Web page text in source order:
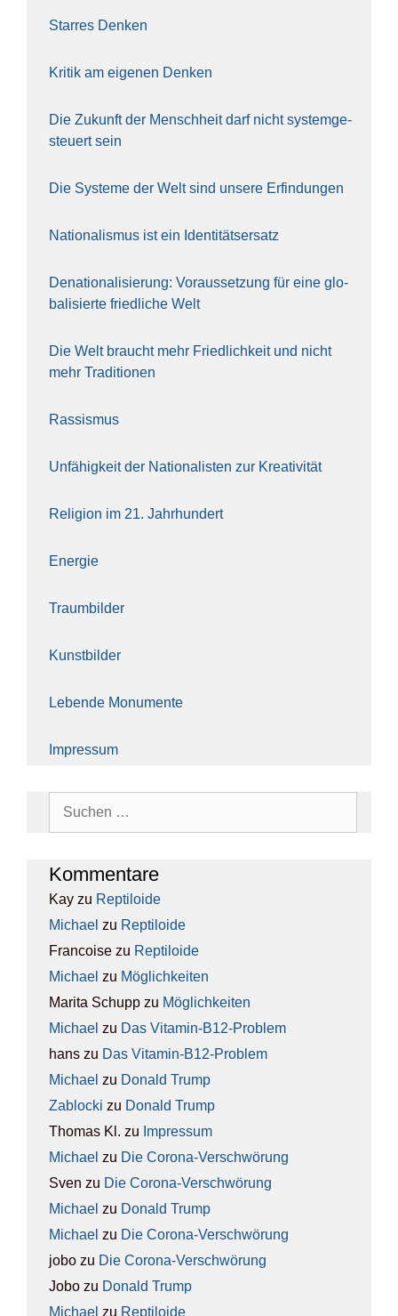
Star­res Den­ken
Kri­tik am eige­nen Den­ken
Die Zukunft der Mensch­heit darf nicht sys­tem­ge­
steu­ert sein
Die Sys­te­me der Welt sind unse­re Erfin­dun­gen
Natio­na­lis­mus ist ein Iden­ti­täts­er­satz
Dena­tio­na­li­sie­rung: Vor­aus­set­zung für eine glo­
ba­li­sier­te fried­li­che Welt
Die Welt braucht mehr Fried­lich­keit und nicht
mehr Tra­di­tio­nen
Ras­sis­mus
Unfä­hig­keit der Natio­na­lis­ten zur Krea­ti­vi­tät
Reli­gi­on im 21. Jahr­hun­dert
Ener­gie
Traum­bil­der
Kunst­bil­der
Leben­de Monu­men­te
Impres­sum
Kom­men­ta­re
Kay zu Rep­ti­lo­ide
Michael zu Rep­ti­lo­ide
Francoise zu Rep­ti­lo­ide
Michael zu Mög­lich­kei­ten
Marita Schupp zu Mög­lich­kei­ten
Michael zu Das Vit­amin-B12-Pro­blem
hans zu Das Vit­amin-B12-Pro­blem
Michael zu Donald Trump
Zablocki zu Donald Trump
Thomas Kl. zu Impres­sum
Michael zu Die Coro­na-Ver­schwö­rung
Sven zu Die Coro­na-Ver­schwö­rung
Michael zu Donald Trump
Michael zu Die Coro­na-Ver­schwö­rung
jobo zu Die Coro­na-Ver­schwö­rung
Jobo zu Donald Trump
Michael zu Rep­ti­lo­ide